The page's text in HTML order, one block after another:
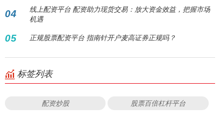
04
线上配资平台 配资助力现货交易：放大资金效益，把握市场
机遇
05 正规股票配资平台 指南针开户麦高证券正规吗？
标签列表
配资炒股 股票百倍杠杆平台